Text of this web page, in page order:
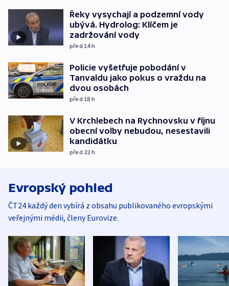
Řeky vysychají a podzemní vody
ubývá. Hydrolog: Klíčem je
zadržování vody
před 14h
Policie vyšetřuje pobodání v
Tanvaldu jako pokus o vraždu na
dvou osobách
před 18 h
V Krchlebech na Rychnovsku v říjnu
obecní volby nebudou, nesestavili
kandidátku
před 22 h
Evropský pohled
ČT24 každý den vybírá z obsahu publikovaného evropskými
veřejnými médii, členy Eurovize.